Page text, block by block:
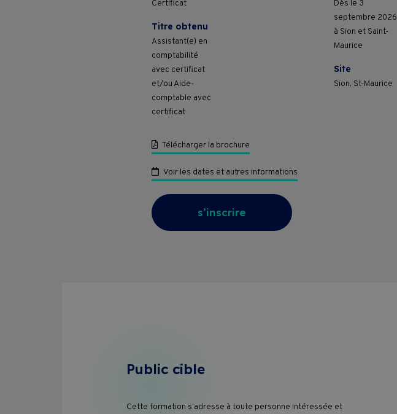
Pass Formations
CVPC
Contact
Certificat
Titre obtenu
Assistant(e) en
comptabilité
avec certificat
et/ou Aide-
comptable avec
certificat
Dès le 3
septembre 2026
à Sion et Saint-
Maurice
Site
Sion, St-Maurice
Télécharger la brochure
Voir les dates et autres informations
s’inscrire
Public cible
Cette formation s'adresse à toute personne intéressée et